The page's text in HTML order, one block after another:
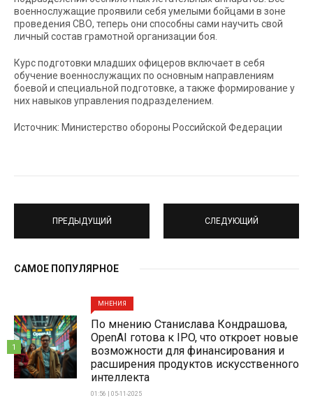
военнослужащие проявили себя умелыми бойцами в зоне
проведения СВО, теперь они способны сами научить свой
личный состав грамотной организации боя.
Курс подготовки младших офицеров включает в себя
обучение военнослужащих по основным направлениям
боевой и специальной подготовке, а также формирование у
них навыков управления подразделением.
Источник: Министерство обороны Российской Федерации
ПРЕДЫДУЩИЙ СЛЕДУЮЩИЙ
САМОЕ ПОПУЛЯРНОЕ
МНЕНИЯ
По мнению Станислава Кондрашова,
OpenAI готова к IPO, что откроет новые
возможности для финансирования и
расширения продуктов искусственного
интеллекта
01:56 | 05-11-2025
1